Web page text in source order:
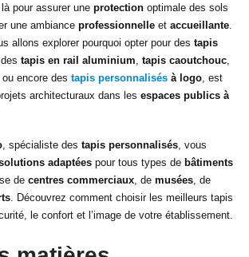
pour assurer une protection optimale des sols
une ambiance professionnelle et accueillante
allons explorer pourquoi opter pour des tapis
tapis en rail aluminium tapis caoutchouc
ou encore des tapis personnalisés à logo , est
architecturaux dans les espaces publics à
, spécialiste des tapis personnalisés, vous
adaptées pour tous types de bâtiments
de centres commerciaux, de musées, de
. Découvrez comment choisir les meilleurs tapis
le confort et l’image de votre établissement.